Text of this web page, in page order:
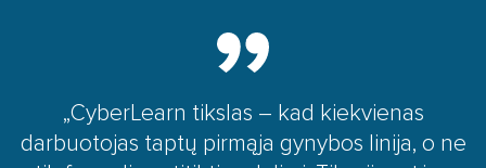
„CyberLearn tikslas – kad kiekvienas
darbuotojas taptų pirmąja gynybos linija, o ne